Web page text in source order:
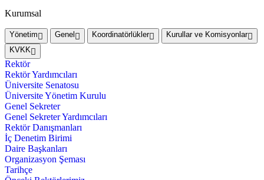
Kurumsal
Yönetim Genel Koordinatörlükler
Kurullar ve Komisyonlar
KVKK
Rektör
Rektör Yardımcıları
Üniversite Senatosu
Üniversite Yönetim Kurulu
Genel Sekreter
Genel Sekreter Yardımcıları
Rektör Danışmanları
İç Denetim Birimi
Daire Başkanları
Organizasyon Şeması
Tarihçe